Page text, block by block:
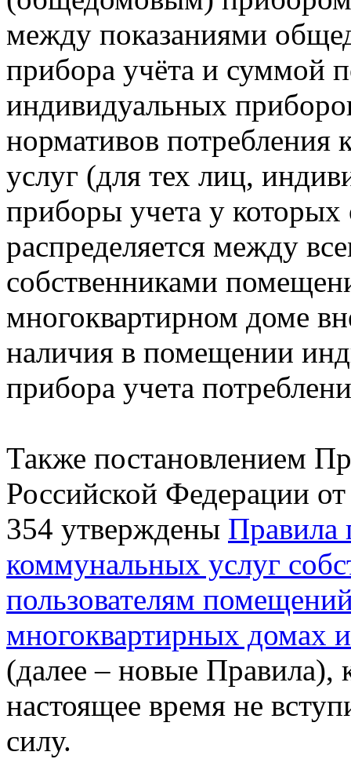
между показаниями
прибора учёта и суммой
индивидуальных
нормативов потребления
услуг (для тех лиц,
приборы учета у которых
распределяется между
собственниками
многоквартирном доме
наличия в помещении
прибора учета
Также постановлением
Российской Федерации
354 утверждены Правила
коммунальных услуг
пользователям
многоквартирных домах
(далее – новые Правила),
настоящее время не
силу.